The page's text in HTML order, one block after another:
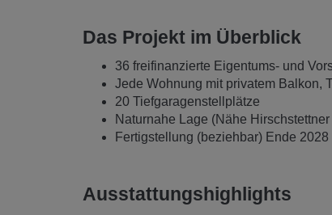
Das Projekt im Überblick
36 freifinanzierte Eigentums‑ und
Jede Wohnung mit privatem Balkon,
20 Tiefgaragenstellplätze
Naturnahe Lage (Nähe
Fertigstellung (beziehbar) Ende 2028
Ausstattungshighlights